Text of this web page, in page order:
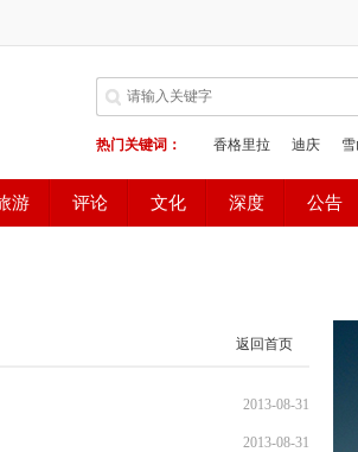
返回首页
2013-08-31
2013-08-31